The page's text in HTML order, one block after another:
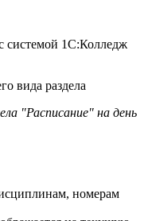
системой 1С:Колледж
"Расписание" на день
номерам